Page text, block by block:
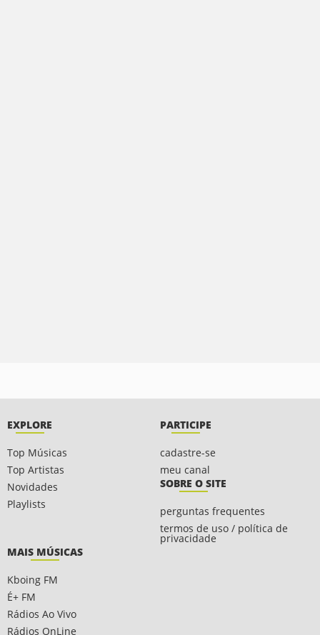
EXPLORE
Top Músicas
Top Artistas
Novidades
Playlists
PARTICIPE
cadastre-se
meu canal
SOBRE O SITE
perguntas frequentes
termos de uso / política de
privacidade
MAIS MÚSICAS
Kboing FM
É+ FM
Rádios Ao Vivo
Rádios OnLine